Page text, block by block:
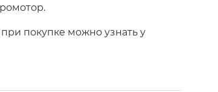
покупке можно узнать у